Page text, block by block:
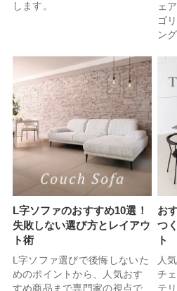
します。
ェ
ゴ
ング
L字ソファのおすすめ10選！
失敗しない選び方とレイアウ
ト術
L字ソファ選びで後悔しないた
めのポイントから、人気おす
すめ商品まで専門家の視点で
お
つ
ト
人
チ
テ